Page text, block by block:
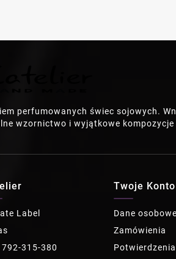
perfumowanych świec sojowych.
wzornictwo i wyjątkowe
Label
792-315-380
Twoje Konto
Dane
Zamówienia